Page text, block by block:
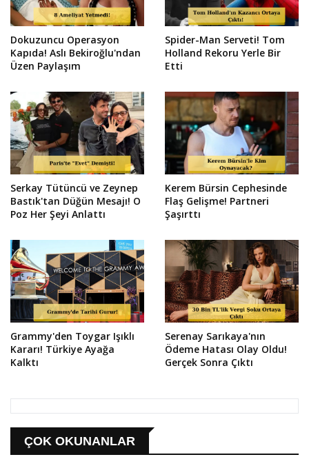
Dokuzuncu Operasyon
Kapıda! Aslı Bekiroğlu'ndan
Üzen Paylaşım
Spider-Man Serveti! Tom
Holland Rekoru Yerle Bir
Etti
Serkay Tütüncü ve Zeynep
Bastık'tan Düğün Mesajı! O
Poz Her Şeyi Anlattı
Kerem Bürsin Cephesinde
Flaş Gelişme! Partneri
Şaşırttı
Grammy'den Toygar Işıklı
Kararı! Türkiye Ayağa
Kalktı
Serenay Sarıkaya'nın
Ödeme Hatası Olay Oldu!
Gerçek Sonra Çıktı
ÇOK OKUNANLAR